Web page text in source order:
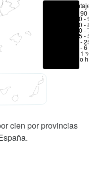
Porcentajes
> 90 %
80 -
70 -
50 -
25 -
6 - 25
1 - 6 %
< 1 %
No hay
cien por provincias